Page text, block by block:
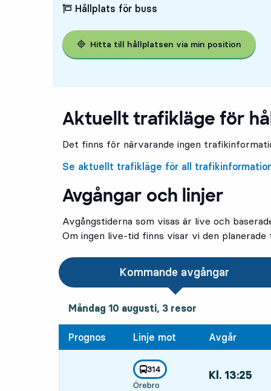
Hållplats för buss
Hitta till hållplatsen via min position
Aktuellt trafikläge för
Det finns för närvarande ingen
Se aktuellt trafikläge för all
Avgångar och linjer
Avgångstiderna som visas är live och
Om ingen live-tid finns visar vi den planerade
Kommande avgångar
måndag 10 augusti, 3resor
Måndag 10 augusti, 3 resor
Prognos Linje mot Avgår
linje
314
mot
Örebro
, Kl. 13:25